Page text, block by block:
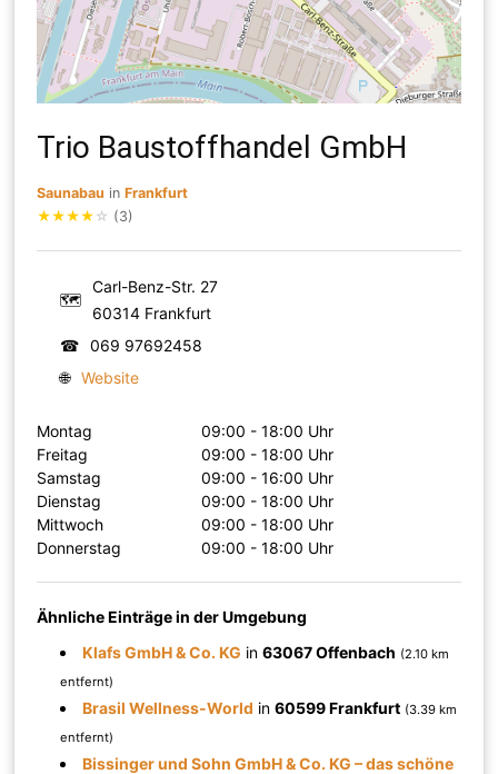
Trio Baustoffhandel GmbH
Saunabau inFrankfurt
★★★★ ☆ (3)
🗺
Carl-Benz-Str. 27
60314 Frankfurt
☎
069 97692458
🌐 Website
Montag
09:00 - 18:00 Uhr
Freitag
09:00 - 18:00 Uhr
Samstag
09:00 - 16:00 Uhr
Dienstag
09:00 - 18:00 Uhr
Mittwoch
09:00 - 18:00 Uhr
Donnerstag
09:00 - 18:00 Uhr
Ähnliche Einträge in der Umgebung
Klafs GmbH & Co. KG in63067 Offenbach (2.10 km
entfernt)
Brasil Wellness-World in60599 Frankfurt (3.39 km
entfernt)
Bissinger und Sohn GmbH & Co. KG – das schöne